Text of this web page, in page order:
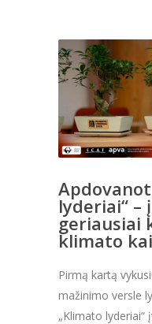
lyderiai“ –
geriausiai
klimato
Pirmą kartą
mažinimo versle
„Klimato